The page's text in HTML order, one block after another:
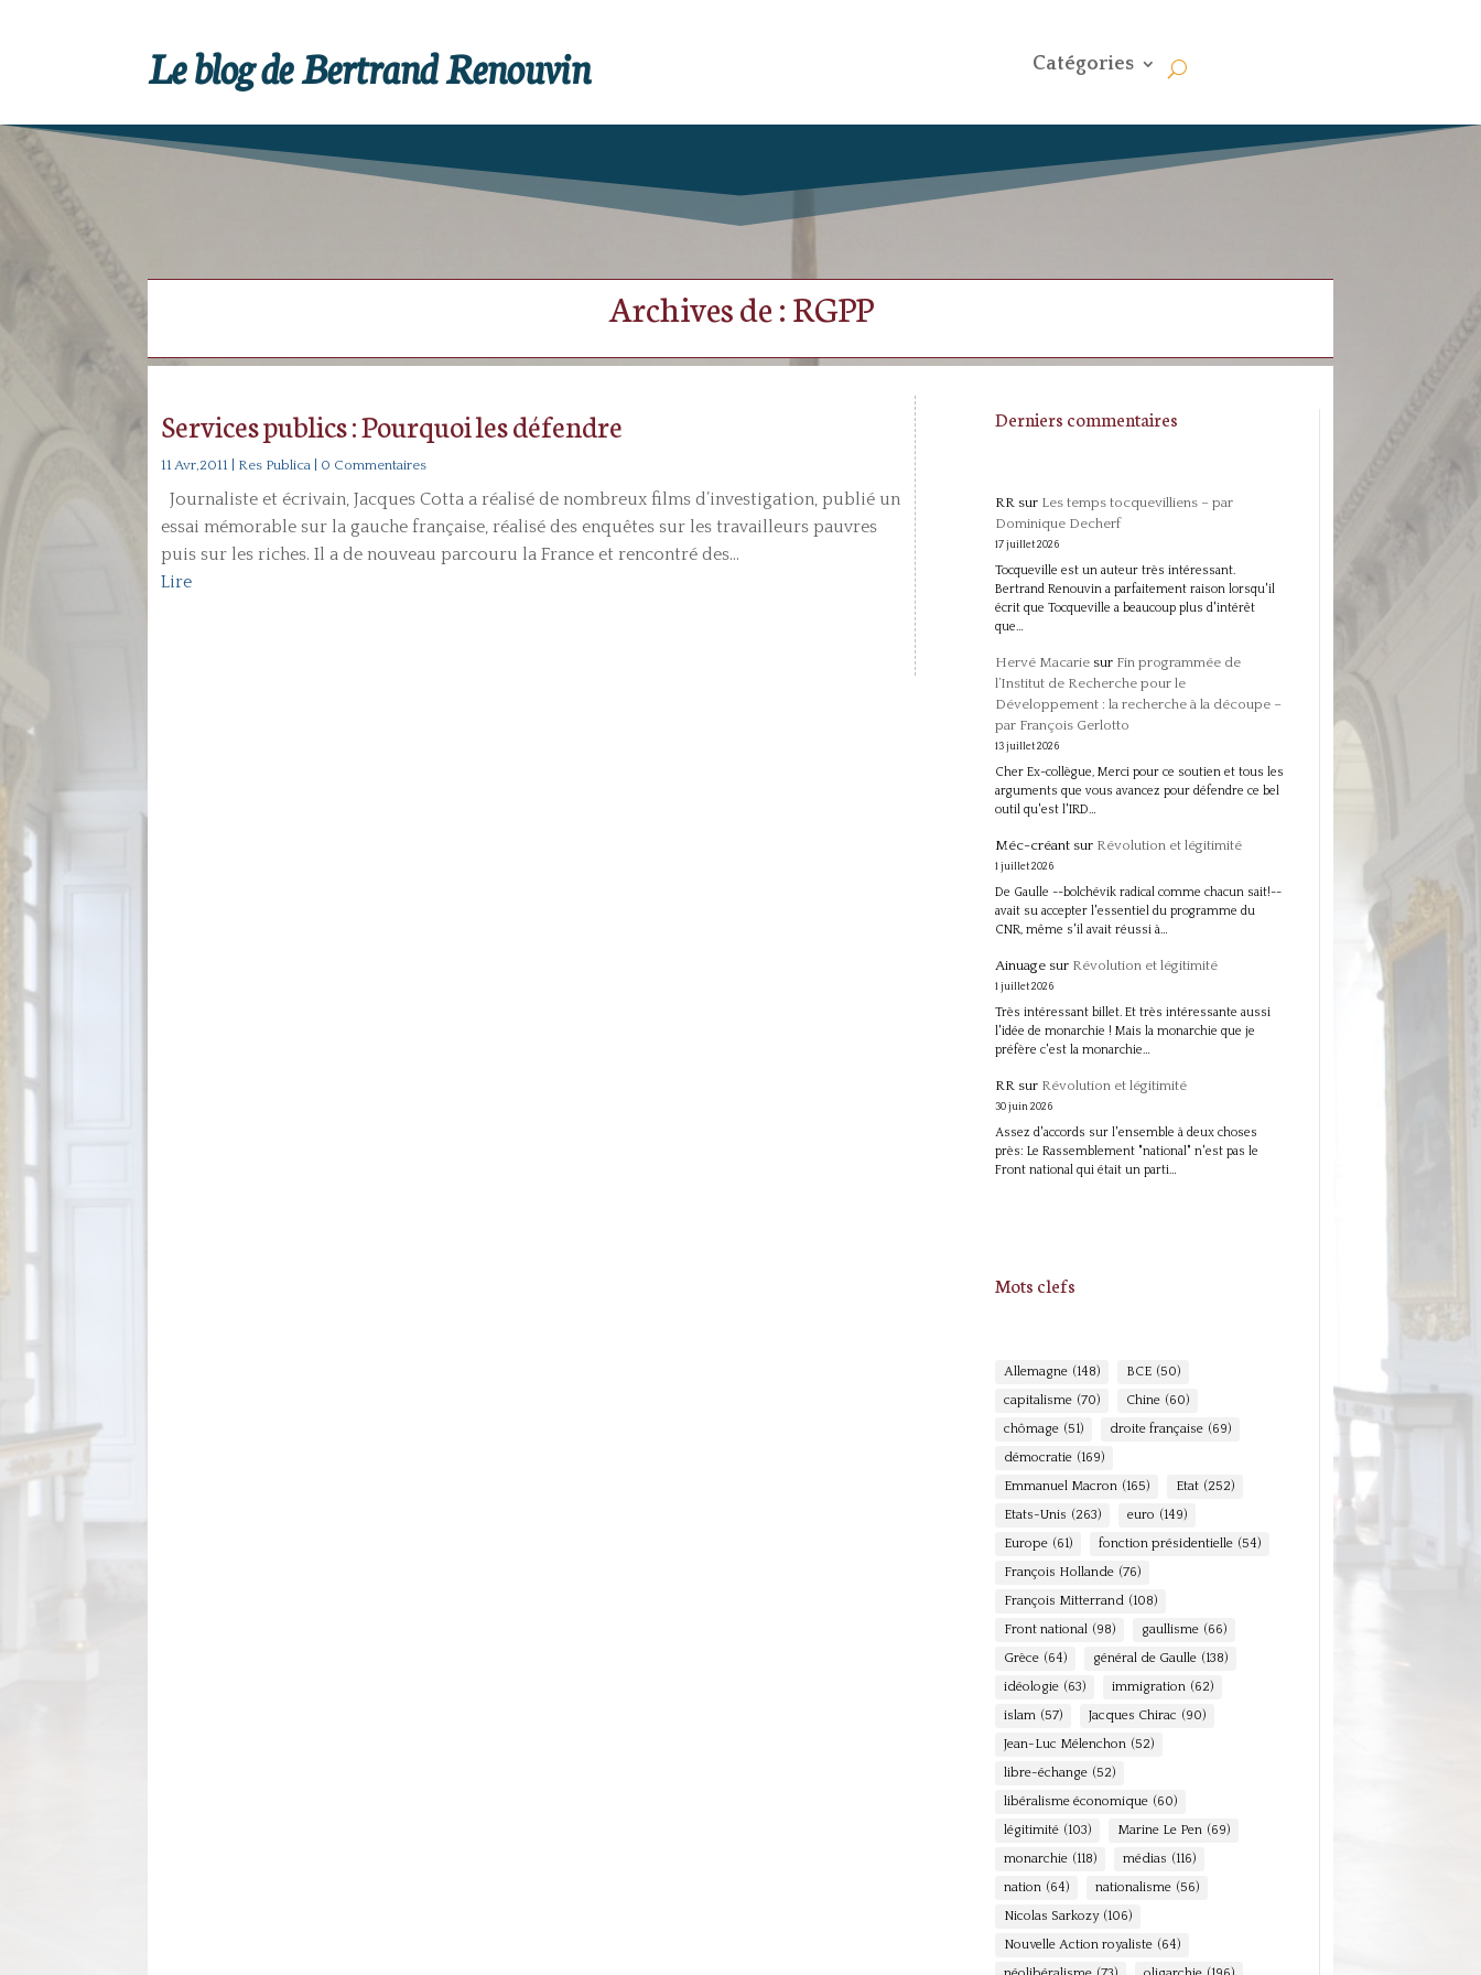
Le blog de Bertrand Renouvin Catégories
Archives de : RGPP
Services publics : Pourquoi les défendre
11 Avr,2011 Res Publica | 0 Commentaires
Journaliste et écrivain, Jacques Cotta a réalisé de nombreux films d’investigation, publié un
essai mémorable sur la gauche française, réalisé des enquêtes sur les travailleurs pauvres
puis sur les riches. Il a de nouveau parcouru la France et rencontré des...
Lire
Derniers commentaires
RRsur Les temps tocquevilliens – par
Dominique Decherf
17 juillet 2026
Tocqueville est un auteur très intéressant.
Bertrand Renouvin a parfaitement raison lorsqu'il
écrit que Tocqueville a beaucoup plus d'intérêt
que…
Hervé Macariesur Fin programmée de
l’Institut de Recherche pour le
Développement : la recherche à la découpe –
par François Gerlotto
13 juillet 2026
Cher Ex-collègue, Merci pour ce soutien et tous les
arguments que vous avancez pour défendre ce bel
outil qu'est l'IRD…
Méc-créantsur Révolution et légitimité
1 juillet 2026
De Gaulle --bolchévik radical comme chacun sait!--
avait su accepter l'essentiel du programme du
CNR, même s'il avait réussi à…
Ainuagesur Révolution et légitimité
1 juillet 2026
Très intéressant billet. Et très intéressante aussi
l'idée de monarchie ! Mais la monarchie que je
préfère c'est la monarchie…
RRsur Révolution et légitimité
30 juin 2026
Assez d'accords sur l'ensemble à deux choses
près: Le Rassemblement "national" n'est pas le
Front national qui était un parti…
Mots clefs
Allemagne (148) BCE (50)
capitalisme (70) Chine (60)
chômage (51) droite française (69)
démocratie (169)
Emmanuel Macron (165) Etat (252)
Etats-Unis (263) euro (149)
Europe (61) fonction présidentielle (54)
François Hollande (76)
François Mitterrand (108)
Front national (98) gaullisme (66)
Grèce (64) général de Gaulle (138)
idéologie (63) immigration (62)
islam (57) Jacques Chirac (90)
Jean-Luc Mélenchon (52)
libre-échange (52)
libéralisme économique (60)
légitimité (103) Marine Le Pen (69)
monarchie (118) médias (116)
nation (64) nationalisme (56)
Nicolas Sarkozy (106)
Nouvelle Action royaliste (64)